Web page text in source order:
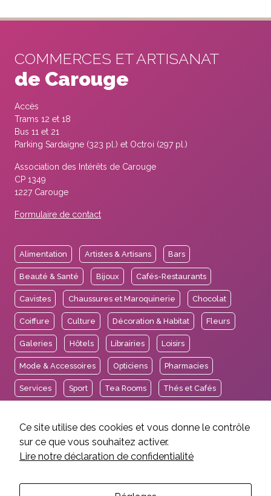
COMMERCES ET ARTISANAT
de Carouge
Accès
Trams 12 et 18
Bus 11 et 21
Parking Sardaigne (323 pl.) et Octroi (297 pl.)
Association des Intérêts de Carouge
CP 1349
1227 Carouge
Formulaire de contact
Alimentation Artistes & Artisans Bars
Beauté & Santé Bijoux Cafés-Restaurants
Cavistes Chaussures et Maroquinerie Chocolat
Coiffure Culture Décoration & Habitat Fleurs
Galeries Hôtels Librairies Loisirs
Mode & Accessoires Opticiens Pharmacies
Services Sport Tea Rooms Thés et Cafés
Mentions légales et crédits
Ce site utilise des cookies et vous donne le contrôle
sur ce que vous souhaitez activer.
Lire notre déclaration de confidentialité